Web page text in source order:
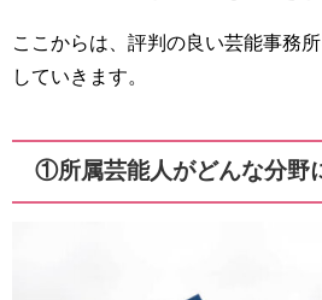
ここからは、評判の良い芸能事務
していきます。
①所属芸能人がどんな分野